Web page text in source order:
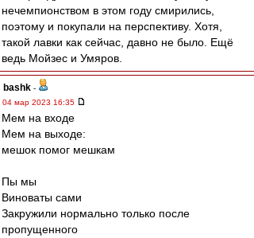
нечемпионством в этом году смирились,
поэтому и покупали на перспективу. Хотя,
такой лавки как сейчас, давно не было. Ещё
ведь Мойзес и Умяров.
bashk -
04 мар 2023 16:35
Мем на входе
Мем на выходе:
мешок помог мешкам
Пы мы
Виноваты сами
Закружили нормально только после
пропущенного